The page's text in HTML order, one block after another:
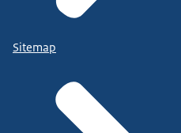
Sitemap